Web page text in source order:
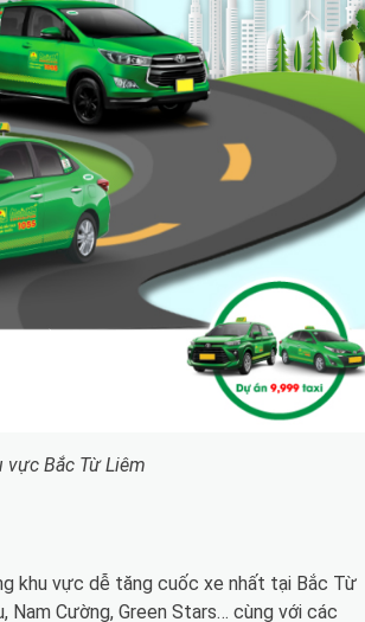
vực Bắc Từ Liêm
khu vực dễ tăng cuốc xe nhất tại Bắc Từ
Nam Cường, Green Stars… cùng với các